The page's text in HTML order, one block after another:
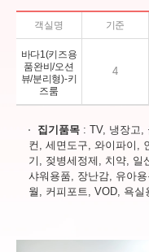
객실명 기준
바다1(키즈용
품완비/오션
뷰/분리형)-키
즈룸
4
집기품목 : TV, 냉장고,
컨, 세면도구, 와이파이,
기, 젖병세정제, 치약, 일
샤워용품, 장난감, 유아
월, 커피포트, VOD, 욕실